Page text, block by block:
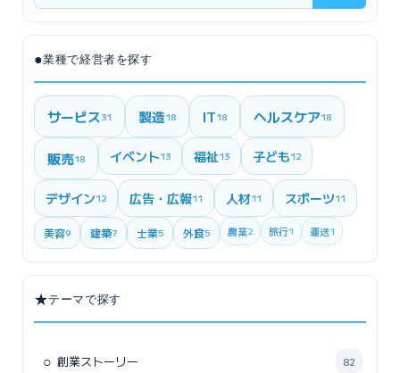
●業種で経営者を探す
サービス31 製造18 IT18 ヘルスケア18
販売18 イベント13 福祉13 子ども12
デザイン12 広告・広報11 人材11 スポーツ11
美容9 建築7 士業5 外食5 農業2 旅行1 運送1
★テーマで探す
○ 創業ストーリー 82